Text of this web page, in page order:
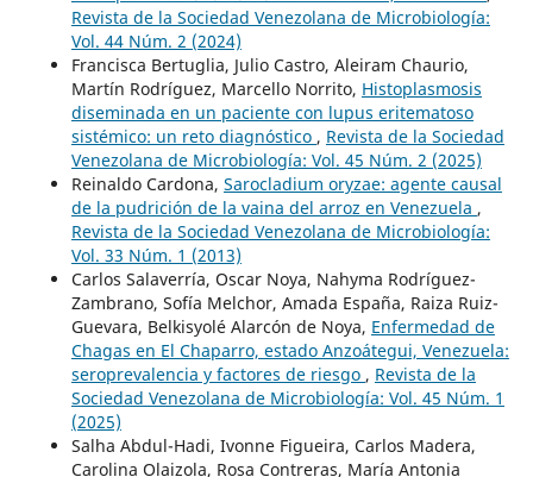
Revista de la Sociedad Venezolana de Microbiología:
Vol. 44 Núm. 2 (2024)
Francisca Bertuglia, Julio Castro, Aleiram Chaurio,
Martín Rodríguez, Marcello Norrito, Histoplasmosis
diseminada en un paciente con lupus eritematoso
sistémico: un reto diagnóstico , Revista de la Sociedad
Venezolana de Microbiología: Vol. 45 Núm. 2 (2025)
Reinaldo Cardona, Sarocladium oryzae: agente causal
de la pudrición de la vaina del arroz en Venezuela ,
Revista de la Sociedad Venezolana de Microbiología:
Vol. 33 Núm. 1 (2013)
Carlos Salaverría, Oscar Noya, Nahyma Rodríguez-
Zambrano, Sofía Melchor, Amada España, Raiza Ruiz-
Guevara, Belkisyolé Alarcón de Noya, Enfermedad de
Chagas en El Chaparro, estado Anzoátegui, Venezuela:
seroprevalencia y factores de riesgo , Revista de la
Sociedad Venezolana de Microbiología: Vol. 45 Núm. 1
(2025)
Salha Abdul-Hadi, Ivonne Figueira, Carlos Madera,
Carolina Olaizola, Rosa Contreras, María Antonia